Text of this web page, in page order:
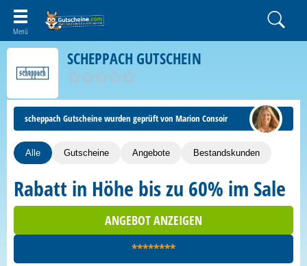
SCHEPPACH GUTSCHEIN
scheppach Gutscheine wurden geprüft von Marion Consoir
Alle Gutscheine Angebote Bestandskunden
Rabatt in Höhe bis zu 60% im Sale
ANGEBOT ANZEIGEN
********